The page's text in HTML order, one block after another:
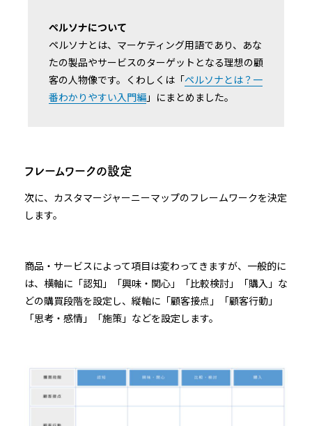
ペルソナについて
ペルソナとは、マーケティング用語であり、あな
たの製品やサービスのターゲットとなる理想の顧
客の人物像です。くわしくは「ペルソナとは？一
番わかりやすい入門編 」にまとめました。
フレームワークの設定
次に、カスタマージャーニーマップのフレームワークを決定
します。
商品・サービスによって項目は変わってきますが、一般的に
は、横軸に「認知」「興味・関心」「比較検討」「購入」な
どの購買段階を設定し、縦軸に「顧客接点」「顧客行動」
「思考・感情」「施策」などを設定します。